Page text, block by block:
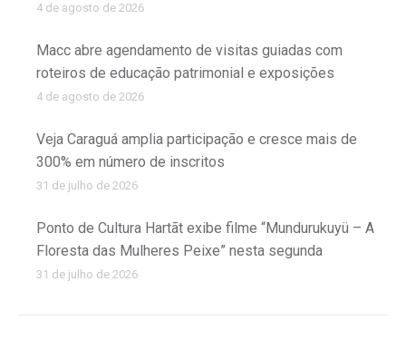
4 de agosto de 2026
Macc abre agendamento de visitas guiadas com
roteiros de educação patrimonial e exposições
4 de agosto de 2026
Veja Caraguá amplia participação e cresce mais de
300% em número de inscritos
31 de julho de 2026
Ponto de Cultura Hartãt exibe filme “Mundurukuyü – A
Floresta das Mulheres Peixe” nesta segunda
31 de julho de 2026